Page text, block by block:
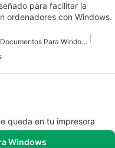
para facilitar la
ordenadores con Windows.
Escáner De Documentos Para Windows
queda en tu impresora
Windows